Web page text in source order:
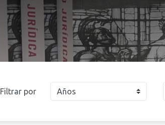
Filtrar por Años